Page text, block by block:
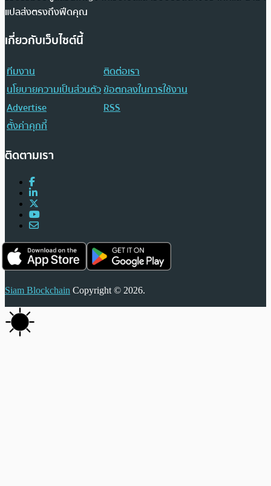
แปลส่งตรงถึงฟีดคุณ
เกี่ยวกับเว็บไซต์นี้
ทีมงาน
ติดต่อเรา
นโยบายความเป็นส่วนตัวข้อตกลงในการใช้งาน
Advertise
RSS
ตั้งค่าคุกกี้
ติดตามเรา
Siam Blockchain Copyright © 2026.